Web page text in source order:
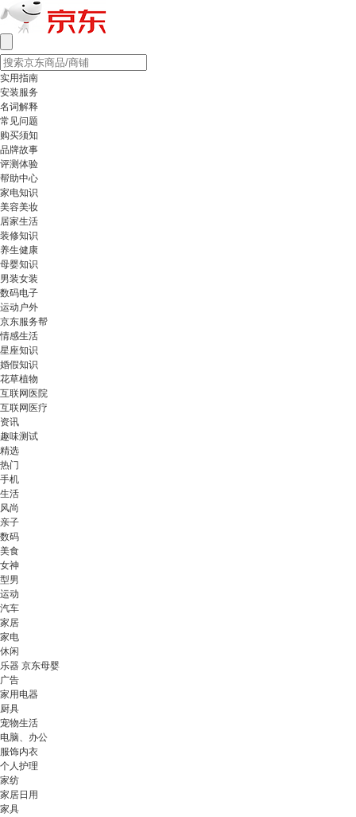
实用指南
安装服务
名词解释
常见问题
购买须知
品牌故事
评测体验
帮助中心
家电知识
美容美妆
居家生活
装修知识
养生健康
母婴知识
男装女装
数码电子
运动户外
京东服务帮
情感生活
星座知识
婚假知识
花草植物
互联网医院
互联网医疗
资讯
趣味测试
精选
热门
手机
生活
风尚
亲子
数码
美食
女神
型男
运动
汽车
家居
家电
休闲
乐器 京东母婴
广告
家用电器
厨具
宠物生活
电脑、办公
服饰内衣
个人护理
家纺
家居日用
家具